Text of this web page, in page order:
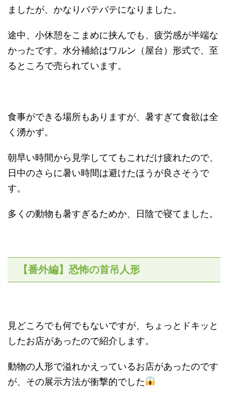
ましたが、かなりバテバテになりました。
途中、小休憩をこまめに挟んでも、疲労感が半端な
かったです。水分補給はワルン（屋台）形式で、至
るところで売られています。
食事ができる場所もありますが、暑すぎて食欲は全
く湧かず。
朝早い時間から見学しててもこれだけ疲れたので、
日中のさらに暑い時間は避けたほうが良さそうで
す。
多くの動物も暑すぎるためか、日陰で寝てました。
【番外編】恐怖の首吊人形
見どころでも何でもないですが、ちょっとドキッと
したお店があったので紹介します。
動物の人形で溢れかえっているお店があったのです
が、その展示方法が衝撃的でした